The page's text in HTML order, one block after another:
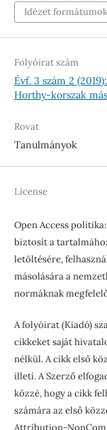
Idézet formátumok
Folyóirat szám
Évf. 3 szám 2
Horthy-korszak
Rovat
Tanulmányok
License
Open Access
biztosít a
letöltésére,
másolására a
normáknak
A folyóirat (Kiadó)
cikkeket saját
nélkül. A cikk első
illeti. A Szerző
közzé, hogy a cikk
számára az első
Attribution-